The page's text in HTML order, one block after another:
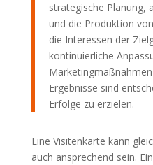
strategische Planung,
und die Produktion
die Interessen der
kontinuierliche
Ergebnisse sind
Erfolge zu erzielen.
Eine Visitenkarte kann
auch ansprechend sein.